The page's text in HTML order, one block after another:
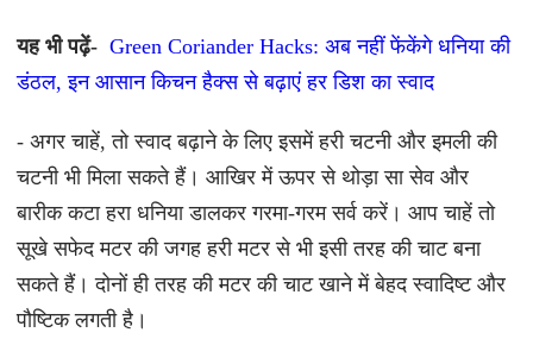
यह भी पढ़ें- Green Coriander Hacks: अब नहीं फेंकेंगे धनिया की
डंठल, इन आसान किचन हैक्स से बढ़ाएं हर डिश का स्वाद
- अगर चाहें, तो स्वाद बढ़ाने के लिए इसमें हरी चटनी और इमली की
चटनी भी मिला सकते हैं। आखिर में ऊपर से थोड़ा सा सेव और
बारीक कटा हरा धनिया डालकर गरमा-गरम सर्व करें। आप चाहें तो
सूखे सफेद मटर की जगह हरी मटर से भी इसी तरह की चाट बना
सकते हैं। दोनों ही तरह की मटर की चाट खाने में बेहद स्वादिष्ट और
पौष्टिक लगती है।